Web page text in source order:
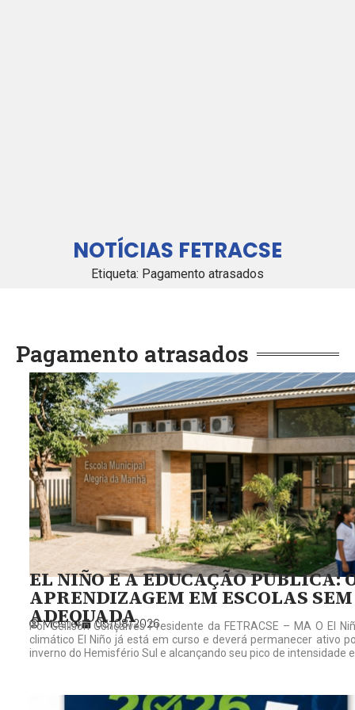
NOTÍCIAS FETRACSE
Etiqueta: Pagamento atrasados
Pagamento atrasados
EL NIÑO E A EDUCAÇÃO PÚBLICA:
APRENDIZAGEM EM ESCOLAS
ADEQUADA
Master 05/08/2026
Por Gelilson Gonçalves Presidente da FETRACSE – MA O El
climático El Niño já está em curso e deverá permanecer ativo
inverno do Hemisfério Sul e alcançando seu pico de intensidade